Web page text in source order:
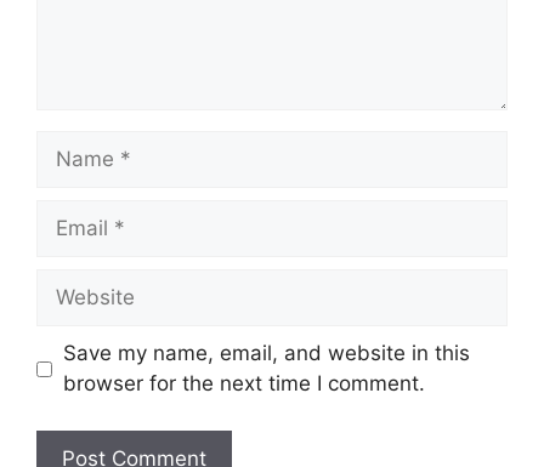
Name
Email
Website
Save my name, email, and website in this
browser for the next time I comment.